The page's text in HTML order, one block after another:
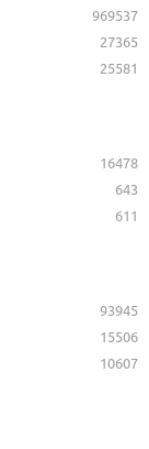
969537
27365
25581
16478
643
611
93945
15506
10607